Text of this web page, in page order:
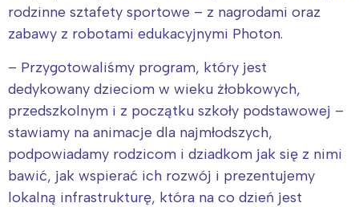
rodzinne sztafety sportowe – z nagrodami oraz
zabawy z robotami edukacyjnymi Photon.
– Przygotowaliśmy program, który jest
dedykowany dzieciom w wieku żłobkowych,
przedszkolnym i z początku szkoły podstawowej –
stawiamy na animacje dla najmłodszych,
podpowiadamy rodzicom i dziadkom jak się z nimi
bawić, jak wspierać ich rozwój i prezentujemy
lokalną infrastrukturę, która na co dzień jest